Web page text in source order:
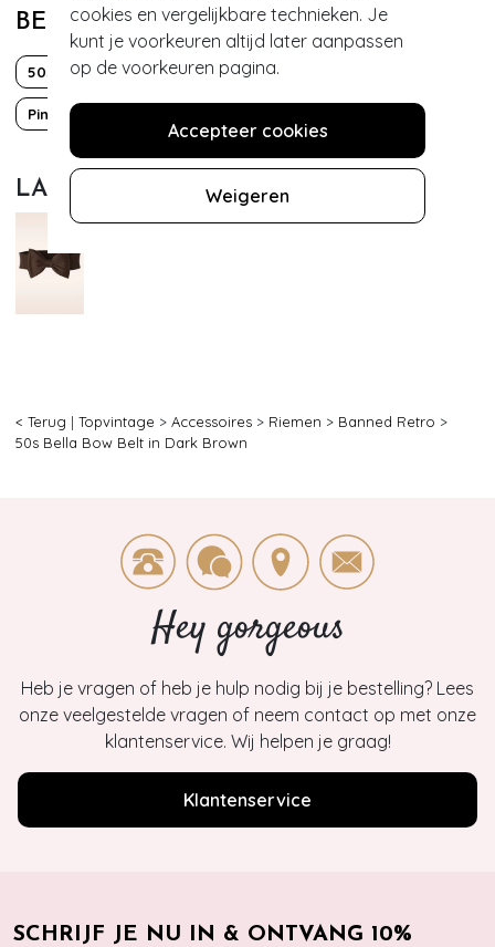
cookies en vergelijkbare technieken. Je
kunt je voorkeuren altijd later aanpassen
op de voorkeuren pagina.
Accepteer cookies
Weigeren
BEKIJK MEER VAN
50s Grease Mad Men
PinUp
LAATST BEWONDERD
< Terug | Topvintage > Accessoires > Riemen > Banned Retro >
50s Bella Bow Belt in Dark Brown
Hey gorgeous
Heb je vragen of heb je hulp nodig bij je bestelling? Lees
onze veelgestelde vragen of neem contact op met onze
klantenservice. Wij helpen je graag!
Klantenservice
SCHRIJF JE NU IN & ONTVANG 10%